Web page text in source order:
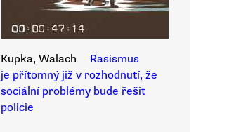
Kupka, Walach
Rasismus
je přítomný již v rozhodnutí, že
sociální problémy bude řešit
policie